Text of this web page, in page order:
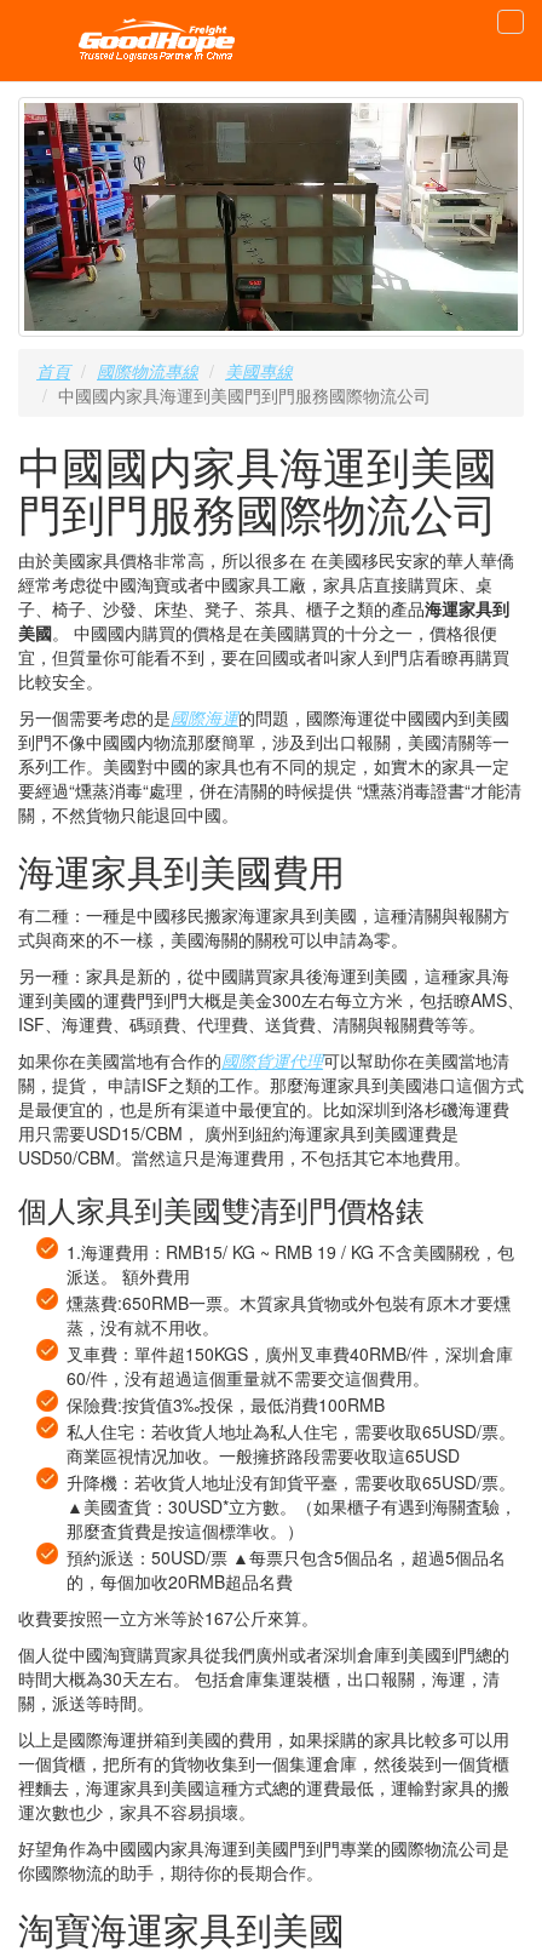
首頁 國際物流專線
美國專線
中國國内家具海運到美國門到門服務國際物流公司
中國國内家具海運到美國
門到門服務國際物流公司
由於美國家具價格非常高，所以很多在 在美國移民安家的華人華僑
經常考虑從中國淘寶或者中國家具工廠，家具店直接購買床、桌
子、椅子、沙發、床垫、凳子、茶具、櫃子之類的產品海運家具到
美國。 中國國内購買的價格是在美國購買的十分之一，價格很便
宜，但質量你可能看不到，要在回國或者叫家人到門店看瞭再購買
比較安全。
另一個需要考虑的是國際海運的問題，國際海運從中國國内到美國
到門不像中國國内物流那麼簡單，涉及到出口報關，美國清關等一
系列工作。美國對中國的家具也有不同的規定，如實木的家具一定
要經過“燻蒸消毒“處理，併在清關的時候提供 “燻蒸消毒證書“才能清
關，不然貨物只能退回中國。
海運家具到美國費用
有二種：一種是中國移民搬家海運家具到美國，這種清關與報關方
式與商來的不一樣，美國海關的關稅可以申請為零。
另一種：家具是新的，從中國購買家具後海運到美國，這種家具海
運到美國的運費門到門大概是美金300左右每立方米，包括瞭AMS、
ISF、海運費、碼頭費、代理費、送貨費、清關與報關費等等。
如果你在美國當地有合作的國際貨運代理可以幫助你在美國當地清
關，提貨， 申請ISF之類的工作。那麼海運家具到美國港口這個方式
是最便宜的，也是所有渠道中最便宜的。比如深圳到洛杉磯海運費
用只需要USD15/CBM， 廣州到紐約海運家具到美國運費是
USD50/CBM。當然這只是海運費用，不包括其它本地費用。
個人家具到美國雙清到門價格錶
1.海運費用：RMB15/ KG ~ RMB 19 / KG 不含美國關稅，包
派送。 額外費用
燻蒸費:650RMB一票。木質家具貨物或外包裝有原木才要燻
蒸，没有就不用收。
叉車費：單件超150KGS，廣州叉車費40RMB/件，深圳倉庫
60/件，没有超過這個重量就不需要交這個費用。
保險費:按貨值3‰投保，最低消費100RMB
私人住宅：若收貨人地址為私人住宅，需要收取65USD/票。
商業區視情况加收。一般擁挤路段需要收取這65USD
升降機：若收貨人地址没有卸貨平臺，需要收取65USD/票。
▲美國査貨：30USD*立方數。（如果櫃子有遇到海關査驗，
那麼査貨費是按這個標準收。）
預約派送：50USD/票 ▲每票只包含5個品名，超過5個品名
的，每個加收20RMB超品名費
收費要按照一立方米等於167公斤來算。
個人從中國淘寶購買家具從我們廣州或者深圳倉庫到美國到門總的
時間大概為30天左右。 包括倉庫集運裝櫃，出口報關，海運，清
關，派送等時間。
以上是國際海運拼箱到美國的費用，如果採購的家具比較多可以用
一個貨櫃，把所有的貨物收集到一個集運倉庫，然後裝到一個貨櫃
裡麵去，海運家具到美國這種方式總的運費最低，運輸對家具的搬
運次數也少，家具不容易損壞。
好望角作為中國國内家具海運到美國門到門專業的國際物流公司是
你國際物流的助手，期待你的長期合作。
淘寶海運家具到美國